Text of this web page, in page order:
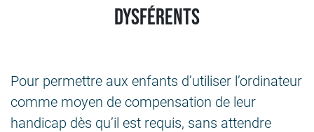
Dysférents
Pour permettre aux enfants d’utiliser l’ordinateur
comme moyen de compensation de leur
handicap dès qu’il est requis, sans attendre